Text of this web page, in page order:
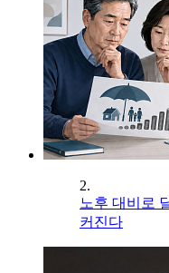
2.
노후 대비로
커진다